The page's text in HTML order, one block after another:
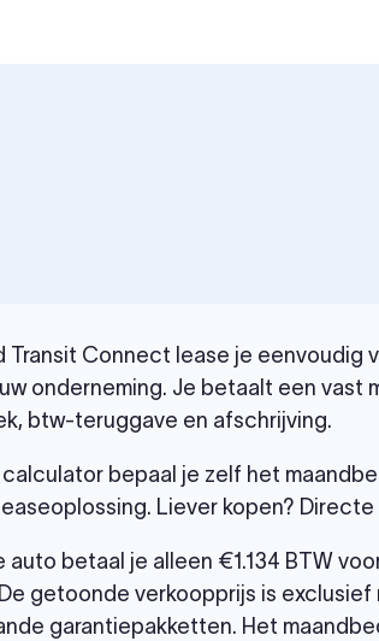
Transit Connect lease je
onderneming. Je betaalt een vast
btw-teruggave en afschrijving.
bepaal je zelf het
Liever kopen? Directe
auto betaal je alleen €1.134 BTW
getoonde verkoopprijs is
garantiepakketten. Het